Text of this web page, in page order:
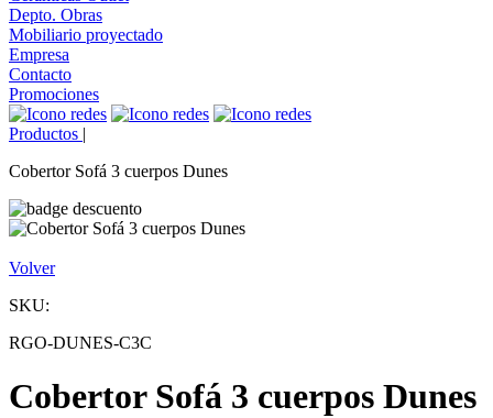
Depto. Obras
Mobiliario proyectado
Empresa
Contacto
Promociones
Productos |
Cobertor Sofá 3 cuerpos Dunes
Volver
SKU:
RGO-DUNES-C3C
Cobertor Sofá 3 cuerpos Dunes